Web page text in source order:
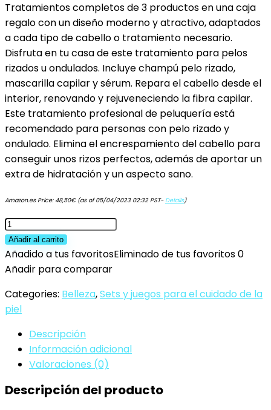
Tratamientos completos de 3 productos en una caja
regalo con un diseño moderno y atractivo, adaptados
a cada tipo de cabello o tratamiento necesario.
Disfruta en tu casa de este tratamiento para pelos
rizados u ondulados. Incluye champú pelo rizado,
mascarilla capilar y sérum. Repara el cabello desde el
interior, renovando y rejuveneciendo la fibra capilar.
Este tratamiento profesional de peluquería está
recomendado para personas con pelo rizado y
ondulado. Elimina el encrespamiento del cabello para
conseguir unos rizos perfectos, además de aportar un
extra de hidratación y un aspecto sano.
Amazon.es Price: 48,50€(as of 05/04/2023 02:32 PST-Details)
abril
et
nature
-
Regalo
para
pelo
Rizado
GOLD
-
Añadir al carrito
Añadido a tus favoritosEliminado de tus favoritos0
Añadir para comparar
Categories: Belleza,Sets y juegos para el cuidado de la
piel
Descripción
Información adicional
Valoraciones (0)
Descripción del producto